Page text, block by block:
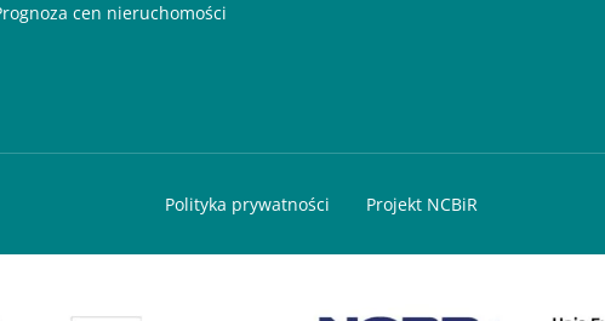
cen nieruchomości
Polityka prywatności Projekt NCBiR